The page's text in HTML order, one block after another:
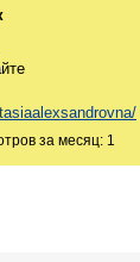
за месяц: 1